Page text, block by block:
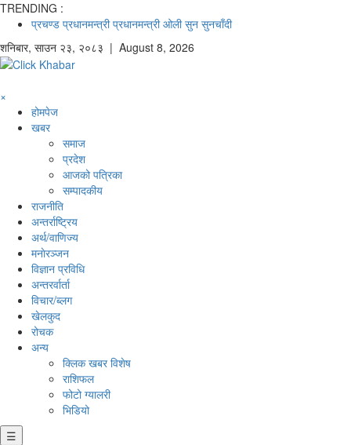
TRENDING :
प्रचण्ड प्रधानमन्त्री प्रधानमन्त्री ओली सुन सुनचाँदी
शनिबार, साउन २३, २०८३ | August 8, 2026
×
होमपेज
खबर
समाज
प्रदेश
आजको पत्रिका
सम्पादकीय
राजनीति
अन्तर्राष्ट्रिय
अर्थ/वाणिज्य
मनाेरञ्जन
विज्ञान प्रविधि
अन्तरर्वार्ता
विचार/ब्लग
खेलकुद
रोचक
अन्य
क्लिक खबर विशेष
राशिफल
फोटो ग्यालरी
भिडियो
☰